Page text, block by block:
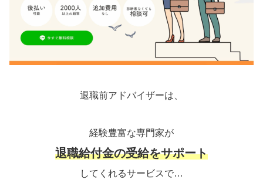
退職前アドバイザーは、
経験豊富な専門家が
退職給付金の受給をサポート
してくれるサービスで…